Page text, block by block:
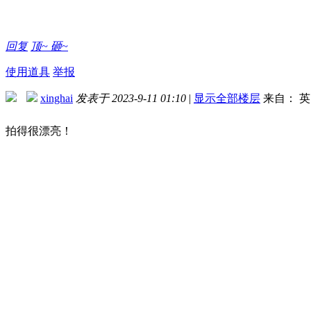
回复 顶~ 砸~
使用道具 举报
xinghai 发表于 2023-9-11 01:10 | 显示全部楼层 来自：
拍得很漂亮！